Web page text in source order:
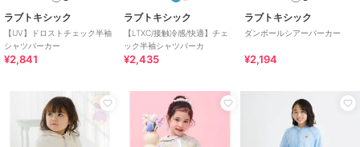
ラブトキシック
【UV】ドロストチェック半袖
シャツパーカー
¥2,841
ラブトキシック
【LTXC/接触冷感/快適】チェ
ック半袖シャツパーカ
¥2,435
ラブトキシック
ダンボールシアーパーカー
¥2,194